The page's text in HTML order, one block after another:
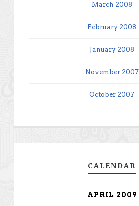
March 2008
February 2008
January 2008
November 2007
October 2007
CALENDAR
APRIL 2009